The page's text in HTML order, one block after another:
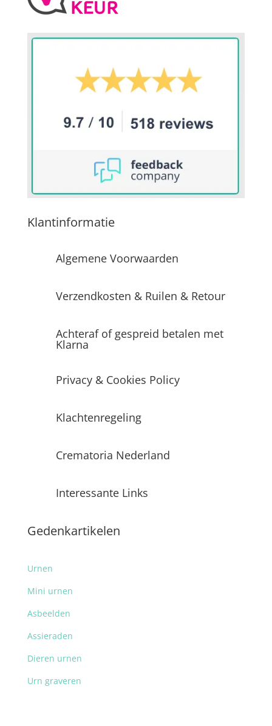
Klantinformatie
Algemene Voorwaarden
Verzendkosten & Ruilen & Retour
Achteraf of gespreid betalen met
Klarna
Privacy & Cookies Policy
Klachtenregeling
Crematoria Nederland
Interessante Links
Gedenkartikelen
Urnen
Mini urnen
Asbeelden
Assieraden
Dieren urnen
Urn graveren